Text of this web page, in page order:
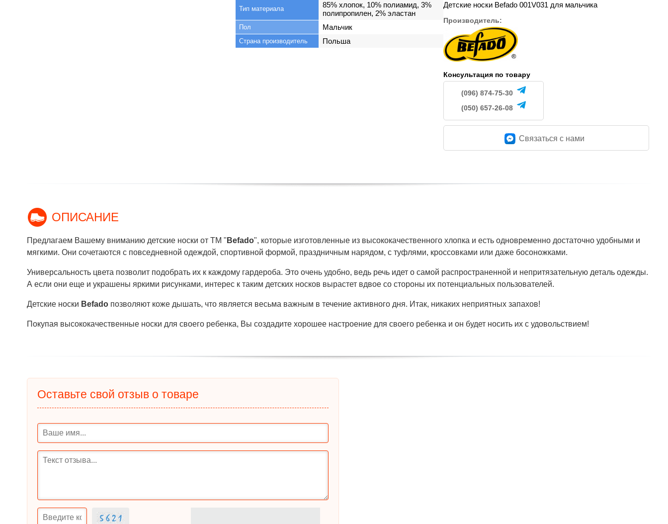
Тип материала
85% хлопок, 10% полиамид, 3%
полипропилен, 2% эластан
Пол Мальчик
Страна производитель Польша
Детские носки Befado 001V031 для мальчика
Производитель:
Консультация по товару
(096) 874-75-30
(050) 657-26-08
Связаться c нами
ОПИСАНИЕ
Предлагаем Вашему вниманию детские носки от ТМ " Befado", которые изготовленные из высококачественного хлопка и есть одновременно достаточно удобными и
мягкими. Они сочетаются с повседневной одеждой, спортивной формой, праздничным нарядом, с туфлями, кроссовками или даже босоножками.
Универсальность цвета позволит подобрать их к каждому гардероба. Это очень удобно, ведь речь идет о самой распространенной и непритязательную деталь одежды.
А если они еще и украшены яркими рисунками, интерес к таким детских носков вырастет вдвое со стороны их потенциальных пользователей.
Детские носки Befado позволяют коже дышать, что является весьма важным в течение активного дня. Итак, никаких неприятных запахов!
Покупая высококачественные носки для своего ребенка, Вы создадите хорошее настроение для своего ребенка и он будет носить их с удовольствием!
Оставьте свой отзыв о товаре